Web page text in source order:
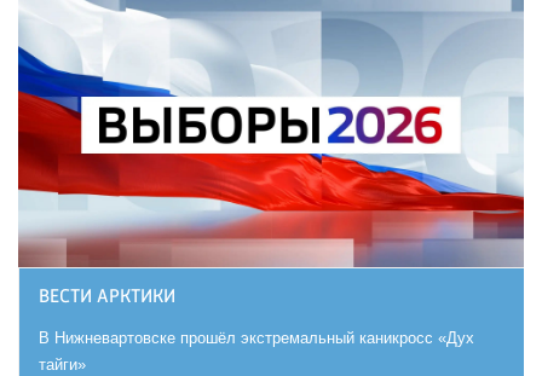
ВЕСТИ АРКТИКИ
В Нижневартовске прошёл экстремальный каникросс «Дух
тайги»